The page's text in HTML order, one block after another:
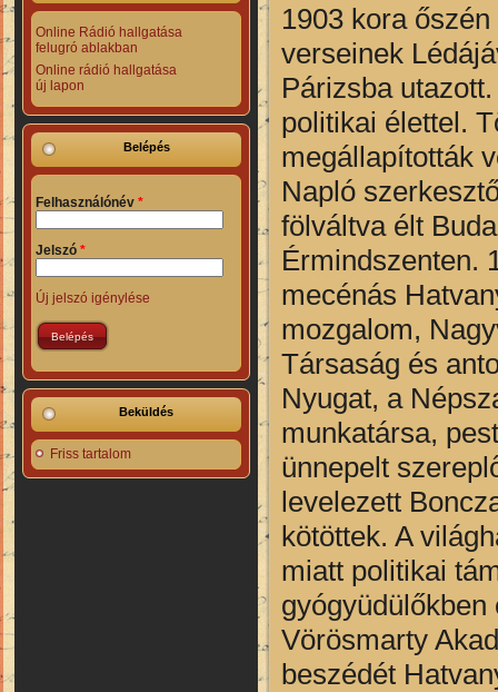
Online Rádió hallgatása
felugró ablakban
Online rádió hallgatása
új lapon
Belépés
Felhasználónév *
Jelszó *
Új jelszó igénylése
Beküldés
Friss tartalom
1903 kora
verseinek
Párizsba
politikai élettel.
megállapították
Napló
fölváltva élt
Érmindszenten.
mecénás
mozgalom,
Társaság és
Nyugat, a
munkatársa,
ünnepelt
levelezett
kötöttek. A
miatt politikai
Vörösmarty
beszédét